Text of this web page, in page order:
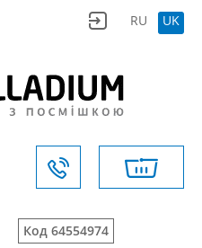
RU UK
Код 64554974